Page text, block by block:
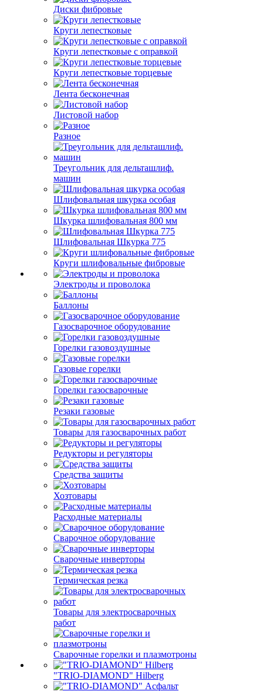
Диски фибровые
Круги лепестковые
Круги лепестковые с оправкой
Круги лепестковые торцевые
Лента бесконечная
Листовой набор
Разное
Треугольник для дельташлиф.
машин
Шлифовальная шкурка особая
Шкурка шлифовальная 800 мм
Шлифовальная Шкурка 775
Круги шлифовальные фибровые
Электроды и проволока
Баллоны
Газосварочное оборудование
Горелки газовоздушные
Газовые горелки
Горелки газосварочные
Резаки газовые
Товары для газосварочных работ
Редукторы и регуляторы
Средства защиты
Хозтовары
Расходные материалы
Сварочное оборудование
Сварочные инверторы
Термическая резка
Товары для электросварочных
работ
Сварочные горелки и плазмотроны
"TRIO-DIAMOND" Hilberg